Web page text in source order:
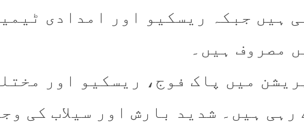
ہیں جبکہ ریسکیو اور امدادی
مصروف ہیں۔
میں پاک فوج، ریسکیو اور
رہی ہیں۔ شدید بارش اور سیلاب کی